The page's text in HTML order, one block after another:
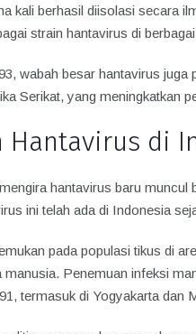
kali berhasil diisolasi secara
strain hantavirus di
wabah besar hantavirus juga
Serikat, yang meningkatkan
Hantavirus di
hantavirus baru muncul
ini telah ada di Indonesia
pada populasi tikus di
manusia. Penemuan infeksi
termasuk di Yogyakarta dan